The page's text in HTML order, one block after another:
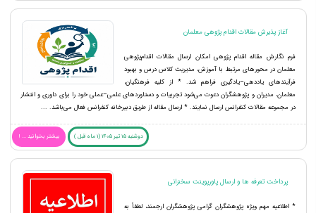
آغاز پذیرش مقالات اقدام پژوهی معلمان
فرم نگارش مقاله اقدام پژوهی امکان ارسال مقالات اقدام‌پژوهی
معلمان در محورهای مرتبط با آموزش، مدیریت کلاس درس و بهبود
فرآیندهای یاددهی–یادگیری فراهم شد. * از کلیه فرهنگیان،
معلمان، مدیران و پژوهشگران دعوت می‌شود تجربیات و دستاوردهای علمی–عملی خود را برای داوری و انتشار
در مجموعه مقالات کنفرانس ارسال نمایند. * ارسال مقاله از طریق دبیرخانه کنفرانس فعال می‌باشد. ...
دوشنبه 15 تیر 1405 (1 ماه قبل ) بیشتر بخوانید ... !
پرداخت تعرفه ها و ارسال پاورپوینت سخنرانی
* اطلاعیه مهم ویژه پژوهشگران گرامی پژوهشگران ارجمند، لطفاً به